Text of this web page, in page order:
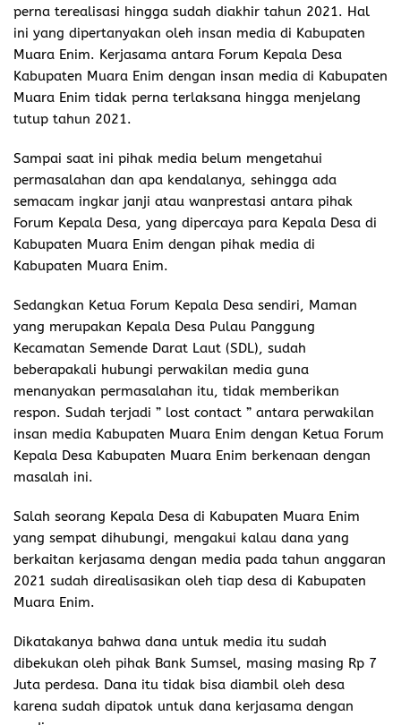
perna terealisasi hingga sudah diakhir tahun 2021. Hal
ini yang dipertanyakan oleh insan media di Kabupaten
Muara Enim. Kerjasama antara Forum Kepala Desa
Kabupaten Muara Enim dengan insan media di Kabupaten
Muara Enim tidak perna terlaksana hingga menjelang
tutup tahun 2021.
Sampai saat ini pihak media belum mengetahui
permasalahan dan apa kendalanya, sehingga ada
semacam ingkar janji atau wanprestasi antara pihak
Forum Kepala Desa, yang dipercaya para Kepala Desa di
Kabupaten Muara Enim dengan pihak media di
Kabupaten Muara Enim.
Sedangkan Ketua Forum Kepala Desa sendiri, Maman
yang merupakan Kepala Desa Pulau Panggung
Kecamatan Semende Darat Laut (SDL), sudah
beberapakali hubungi perwakilan media guna
menanyakan permasalahan itu, tidak memberikan
respon. Sudah terjadi ” lost contact ” antara perwakilan
insan media Kabupaten Muara Enim dengan Ketua Forum
Kepala Desa Kabupaten Muara Enim berkenaan dengan
masalah ini.
Salah seorang Kepala Desa di Kabupaten Muara Enim
yang sempat dihubungi, mengakui kalau dana yang
berkaitan kerjasama dengan media pada tahun anggaran
2021 sudah direalisasikan oleh tiap desa di Kabupaten
Muara Enim.
Dikatakanya bahwa dana untuk media itu sudah
dibekukan oleh pihak Bank Sumsel, masing masing Rp 7
Juta perdesa. Dana itu tidak bisa diambil oleh desa
karena sudah dipatok untuk dana kerjasama dengan